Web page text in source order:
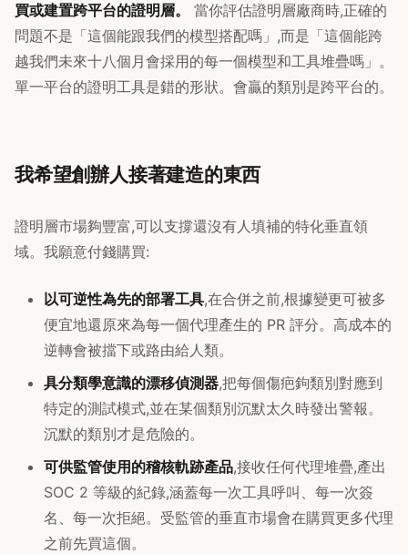
買或建置跨平台的證明層。
當你評估證明層廠商時,正確的
問題不是「這個能跟我們的模型搭配嗎」,而是「這個能跨
越我們未來十八個月會採用的每一個模型和工具堆疊嗎」。
單一平台的證明工具是錯的形狀。會贏的類別是跨平台的。
我希望創辦人接著建造的東西
證明層市場夠豐富,可以支撐還沒有人填補的特化垂直領
域。我願意付錢購買:
以可逆性為先的部署工具,在合併之前,根據變更可被多
便宜地還原來為每一個代理產生的 PR 評分。高成本的
逆轉會被擋下或路由給人類。
具分類學意識的漂移偵測器,把每個傷疤鉤類別對應到
特定的測試模式,並在某個類別沉默太久時發出警報。
沉默的類別才是危險的。
可供監管使用的稽核軌跡產品,接收任何代理堆疊,產出
SOC 2 等級的紀錄,涵蓋每一次工具呼叫、每一次簽
名、每一次拒絕。受監管的垂直市場會在購買更多代理
之前先買這個。